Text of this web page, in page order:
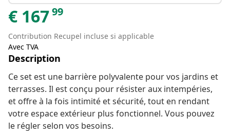
€ 16799
Contribution Recupel incluse si applicable
Avec TVA
Description
Ce set est une barrière polyvalente pour vos jardins et
terrasses. Il est conçu pour résister aux intempéries,
et offre à la fois intimité et sécurité, tout en rendant
votre espace extérieur plus fonctionnel. Vous pouvez
le régler selon vos besoins.